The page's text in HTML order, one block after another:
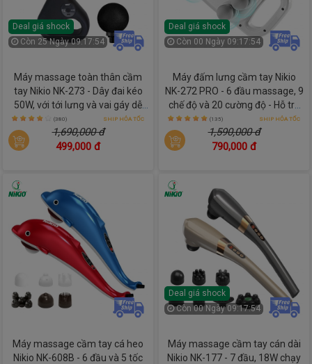
Deal giá shock
Còn 25 Ngày 09:17:52
Máy massage toàn thân cầm
tay Nikio NK-273 - Dây đai kéo
50W, với tới lưng và vai gáy dễ
(380) SHIP HỎA TỐC
1,690,000 đ
499,000 đ
Deal giá shock
Còn 00 Ngày 09:17:52
Máy đấm lưng cầm tay Nikio
NK-272 PRO - 6 đầu massage, 9
chế độ và 20 cường độ - Hỗ trợ
giảm đau nhức mỏi nhanh
chóng
(135) SHIP HỎA TỐC
1,590,000 đ
790,000 đ
Máy massage cầm tay cá heo
Nikio NK-608B - 6 đầu và 5 tốc
Deal giá shock
Còn00 Ngày 09:17:52
Máy massage cầm tay cán dài
Nikio NK-177 - 7 đầu, 18W chạy